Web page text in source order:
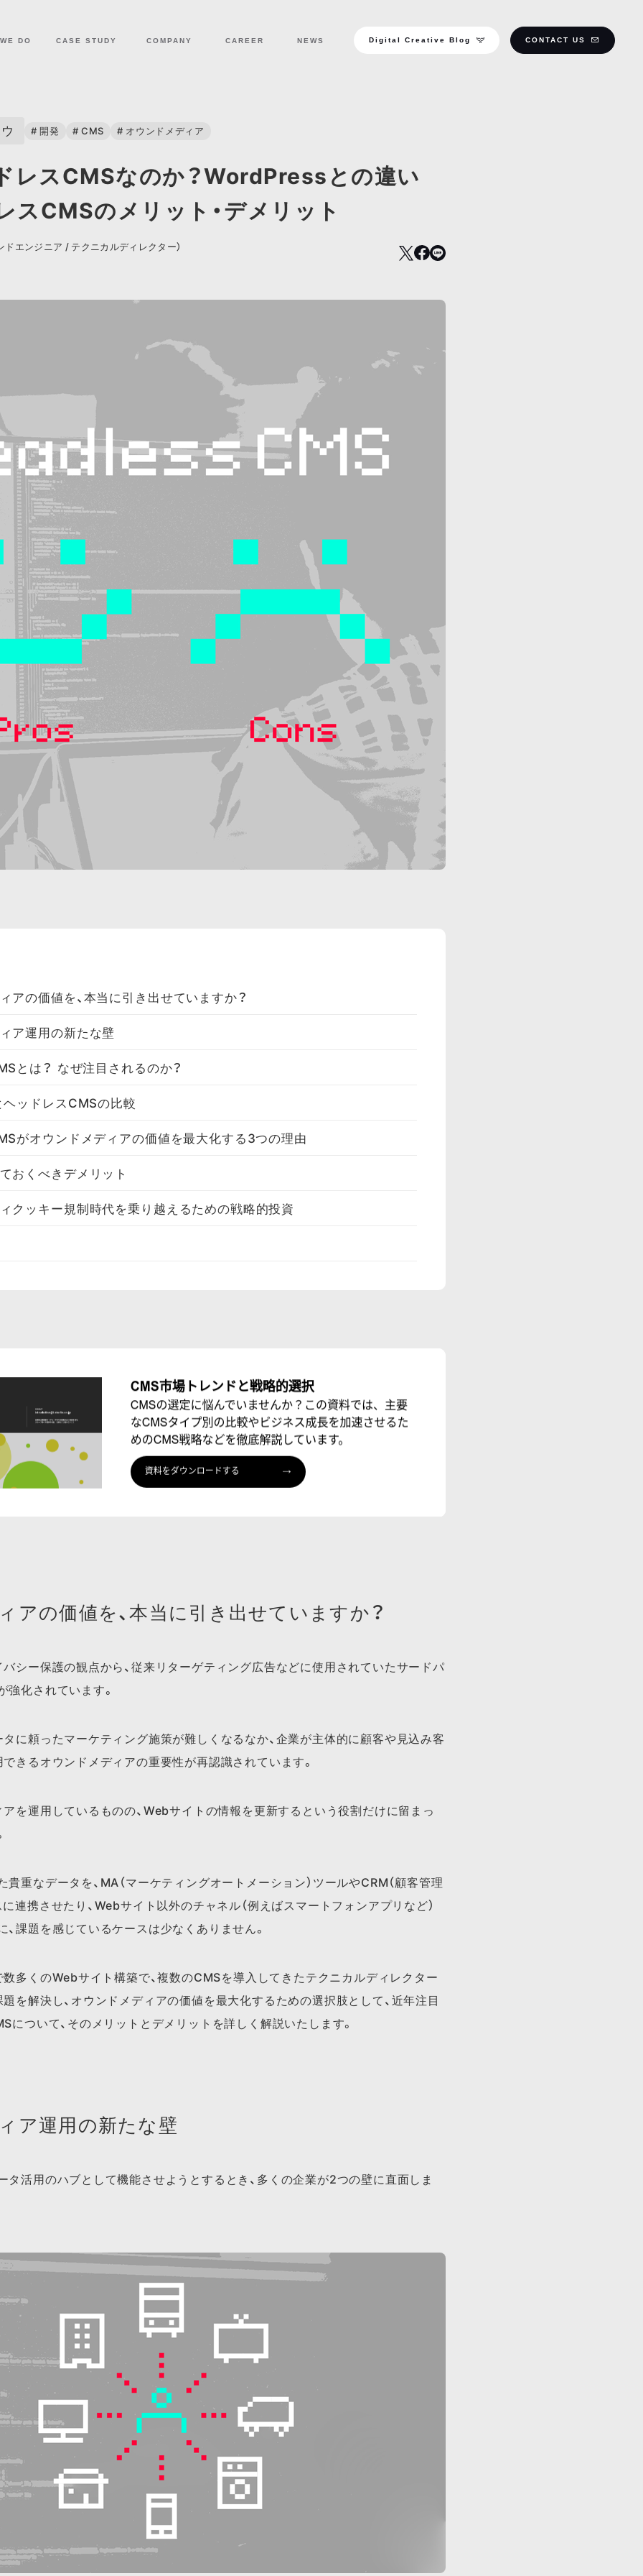
DO CASE STUDY COMPANY CAREER NEWS Digital Creative Blog CONTACT US
# 開発 # CMS # オウンドメディア
レスCMSなのか？WordPressとの違い
スCMSのメリット・デメリット
ドエンジニア / テクニカルディレクター）
アの価値を、本当に引き出せていますか？
ア運用の新たな壁
とは？ なぜ注目されるのか？
ッドレスCMSの比較
がオウンドメディアの価値を最大化する3つの理由
おくべきデメリット
クッキー規制時代を乗り越えるための戦略的投資
アの価値を、本当に引き出せていますか？
バシー保護の観点から、従来リターゲティング広告などに使用されていたサードパ
化されています。
タに頼ったマーケティング施策が難しくなるなか、企業が主体的に顧客や見込み客
きるオウンドメディアの重要性が再認識されています。
アを運用しているものの、Webサイトの情報を更新するという役割だけに留まっ
重なデータを、MA（マーケティングオートメーション）ツールやCRM（顧客管理
連携させたり、Webサイト以外のチャネル（例えばスマートフォンアプリなど）
課題を感じているケースは少なくありません。
数多くのWebサイト構築で、複数のCMSを導入してきたテクニカルディレクター
を解決し、オウンドメディアの価値を最大化するための選択肢として、近年注目
について、そのメリットとデメリットを詳しく解説いたします。
ア運用の新たな壁
タ活用のハブとして機能させようとするとき、多くの企業が2つの壁に直面しま